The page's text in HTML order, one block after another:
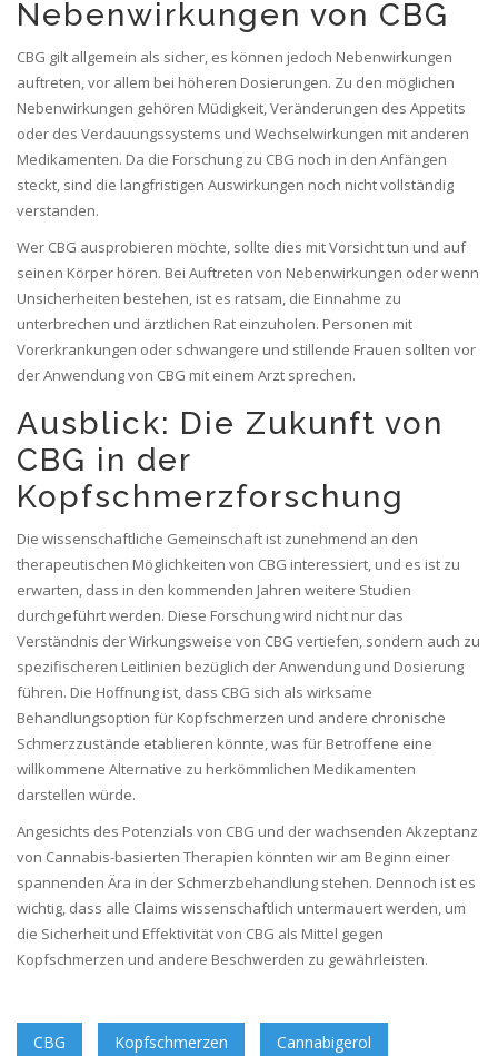
Nebenwirkungen von CBG
CBG gilt allgemein als sicher, es können jedoch Nebenwirkungen
auftreten, vor allem bei höheren Dosierungen. Zu den möglichen
Nebenwirkungen gehören Müdigkeit, Veränderungen des Appetits
oder des Verdauungssystems und Wechselwirkungen mit anderen
Medikamenten. Da die Forschung zu CBG noch in den Anfängen
steckt, sind die langfristigen Auswirkungen noch nicht vollständig
verstanden.
Wer CBG ausprobieren möchte, sollte dies mit Vorsicht tun und auf
seinen Körper hören. Bei Auftreten von Nebenwirkungen oder wenn
Unsicherheiten bestehen, ist es ratsam, die Einnahme zu
unterbrechen und ärztlichen Rat einzuholen. Personen mit
Vorerkrankungen oder schwangere und stillende Frauen sollten vor
der Anwendung von CBG mit einem Arzt sprechen.
Ausblick: Die Zukunft von
CBG in der
Kopfschmerzforschung
Die wissenschaftliche Gemeinschaft ist zunehmend an den
therapeutischen Möglichkeiten von CBG interessiert, und es ist zu
erwarten, dass in den kommenden Jahren weitere Studien
durchgeführt werden. Diese Forschung wird nicht nur das
Verständnis der Wirkungsweise von CBG vertiefen, sondern auch zu
spezifischeren Leitlinien bezüglich der Anwendung und Dosierung
führen. Die Hoffnung ist, dass CBG sich als wirksame
Behandlungsoption für Kopfschmerzen und andere chronische
Schmerzzustände etablieren könnte, was für Betroffene eine
willkommene Alternative zu herkömmlichen Medikamenten
darstellen würde.
Angesichts des Potenzials von CBG und der wachsenden Akzeptanz
von Cannabis-basierten Therapien könnten wir am Beginn einer
spannenden Ära in der Schmerzbehandlung stehen. Dennoch ist es
wichtig, dass alle Claims wissenschaftlich untermauert werden, um
die Sicherheit und Effektivität von CBG als Mittel gegen
Kopfschmerzen und andere Beschwerden zu gewährleisten.
CBG Kopfschmerzen Cannabigerol